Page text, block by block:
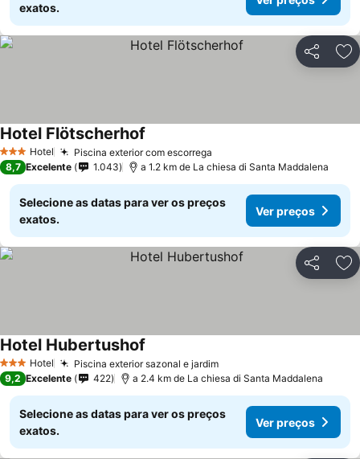
exatos.
Partilhar
3 EstrelasHotel Piscina exterior com escorrega
Hotel Flötscherhof
8,7 Excelente 1.043 a 1.2 km de La chiesa di Santa Maddalena
Selecione as datas para ver os preços
exatos.
Ver preços
Partilhar
3 EstrelasHotel Piscina exterior sazonal e jardim
Hotel Hubertushof
9,2 Excelente 422 a 2.4 km de La chiesa di Santa Maddalena
Selecione as datas para ver os preços
exatos.
Ver preços